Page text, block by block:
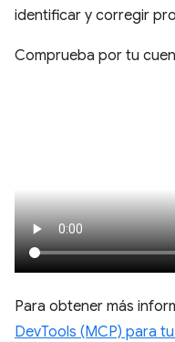
identificar y corregir
Comprueba por tu
Para obtener más
DevTools (MCP) para